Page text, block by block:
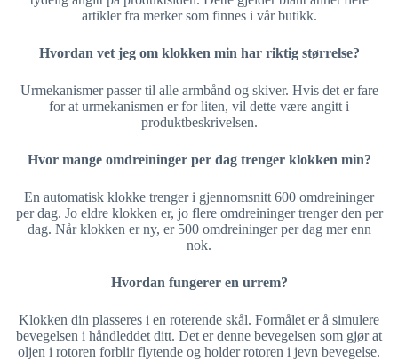
artikler fra merker som finnes i vår butikk.
Hvordan vet jeg om klokken min har riktig størrelse?
Urmekanismer passer til alle armbånd og skiver. Hvis det er fare
for at urmekanismen er for liten, vil dette være angitt i
produktbeskrivelsen.
Hvor mange omdreininger per dag trenger klokken min?
En automatisk klokke trenger i gjennomsnitt 600 omdreininger
per dag. Jo eldre klokken er, jo flere omdreininger trenger den per
dag. Når klokken er ny, er 500 omdreininger per dag mer enn
nok.
Hvordan fungerer en urrem?
Klokken din plasseres i en roterende skål. Formålet er å simulere
bevegelsen i håndleddet ditt. Det er denne bevegelsen som gjør at
oljen i rotoren forblir flytende og holder rotoren i jevn bevegelse.